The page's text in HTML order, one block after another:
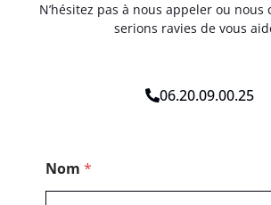
N’hésitez pas à nous appeler ou nous
serions ravies de vous
06.20.09.00.25
o
m
Nom *